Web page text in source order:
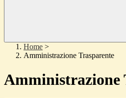
Home >
Amministrazione Trasparente
Amministrazione